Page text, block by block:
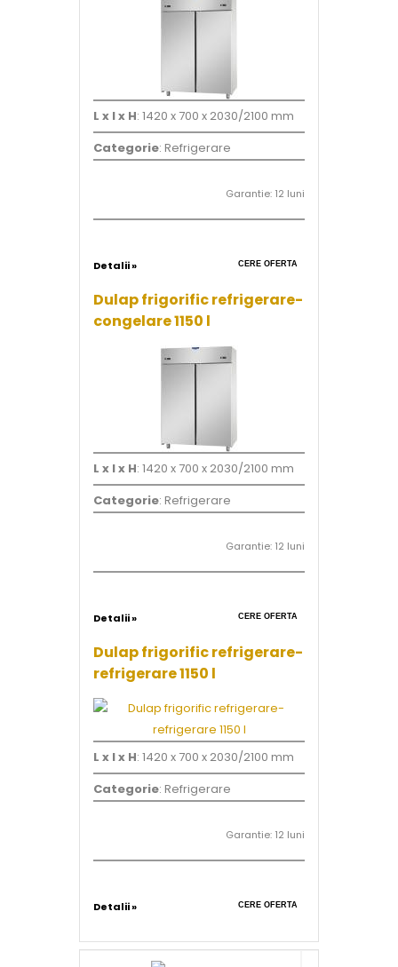
L x l x H: 1420 x 700 x 2030/2100 mm
Categorie: Refrigerare
Garantie: 12 luni
Detalii » CERE OFERTA
Dulap frigorific refrigerare-
congelare 1150 l
L x l x H: 1420 x 700 x 2030/2100 mm
Categorie: Refrigerare
Garantie: 12 luni
Detalii » CERE OFERTA
Dulap frigorific refrigerare-
refrigerare 1150 l
L x l x H: 1420 x 700 x 2030/2100 mm
Categorie: Refrigerare
Garantie: 12 luni
Detalii » CERE OFERTA